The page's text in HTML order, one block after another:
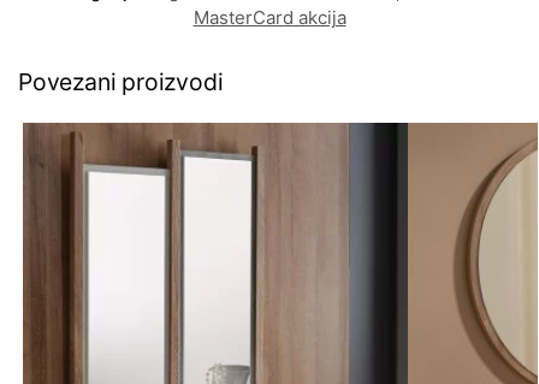
MasterCard akcija
Povezani proizvodi